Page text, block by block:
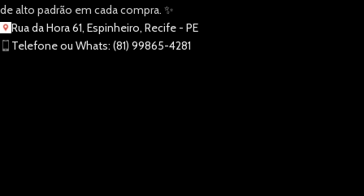
de alto padrão em cada compra. ✨
Rua da Hora 61, Espinheiro, Recife - PE
Telefone ou Whats: (81) 99865-4281